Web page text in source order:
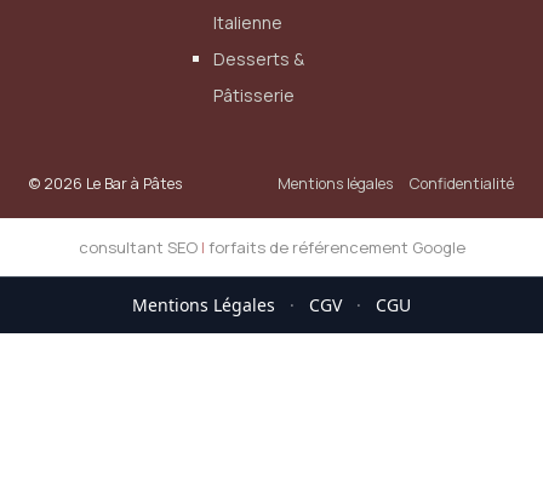
Italienne
Desserts &
Pâtisserie
© 2026 Le Bar à Pâtes Mentions légales Confidentialité
consultant SEO| forfaits de référencement Google
Mentions Légales · CGV · CGU